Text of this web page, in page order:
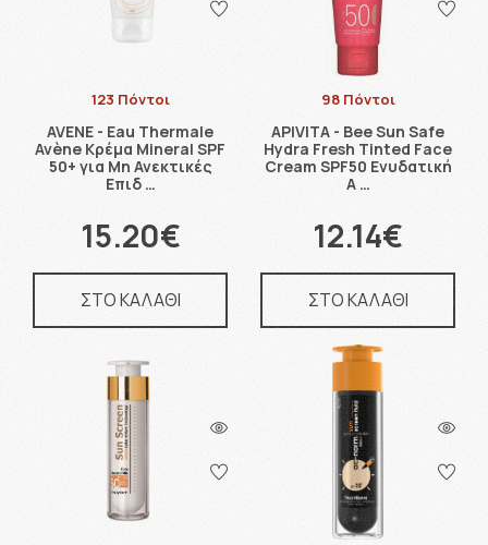
123 Πόντοι
AVENE - Eau Thermale
Avène Κρέμα Μineral SPF
50+ για Μη Ανεκτικές
Επιδ …
15.20€
ΣΤΟ ΚΑΛΑΘΙ
98 Πόντοι
APIVITA - Bee Sun Safe
Hydra Fresh Tinted Face
Cream SPF50 Ενυδατική
Α …
12.14€
ΣΤΟ ΚΑΛΑΘΙ